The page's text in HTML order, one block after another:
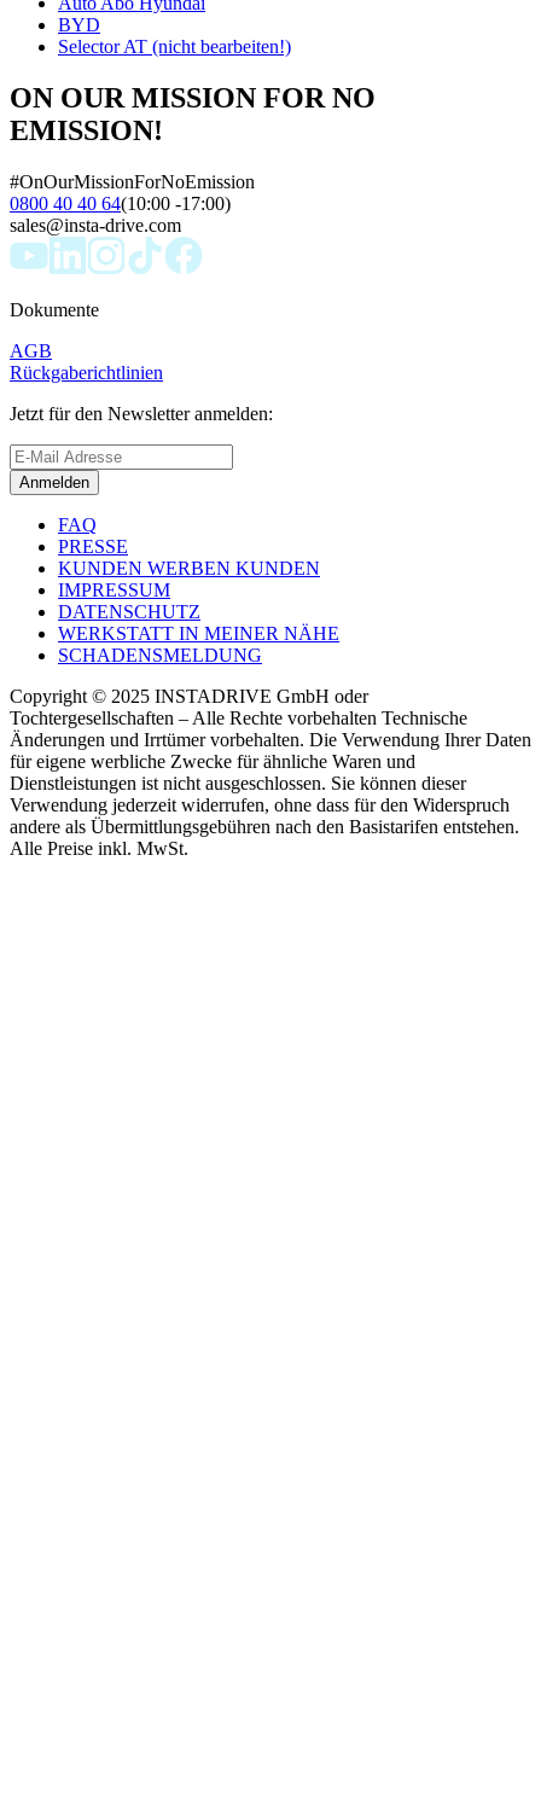
BYD
Selector AT (nicht bearbeiten!)
ON OUR MISSION FOR NO
EMISSION!
#OnOurMissionForNoEmission
0800 40 40 64(10:00 -17:00)
sales@insta-drive.com
Dokumente
AGB
Rückgaberichtlinien
Jetzt für den Newsletter anmelden:
Anmelden
FAQ
PRESSE
KUNDEN WERBEN KUNDEN
IMPRESSUM
DATENSCHUTZ
WERKSTATT IN MEINER NÄHE
SCHADENSMELDUNG
Copyright © 2025 INSTADRIVE GmbH oder
Tochtergesellschaften – Alle Rechte vorbehalten Technische
Änderungen und Irrtümer vorbehalten. Die Verwendung Ihrer Daten
für eigene werbliche Zwecke für ähnliche Waren und
Dienstleistungen ist nicht ausgeschlossen. Sie können dieser
Verwendung jederzeit widerrufen, ohne dass für den Widerspruch
andere als Übermittlungsgebühren nach den Basistarifen entstehen.
Alle Preise inkl. MwSt.